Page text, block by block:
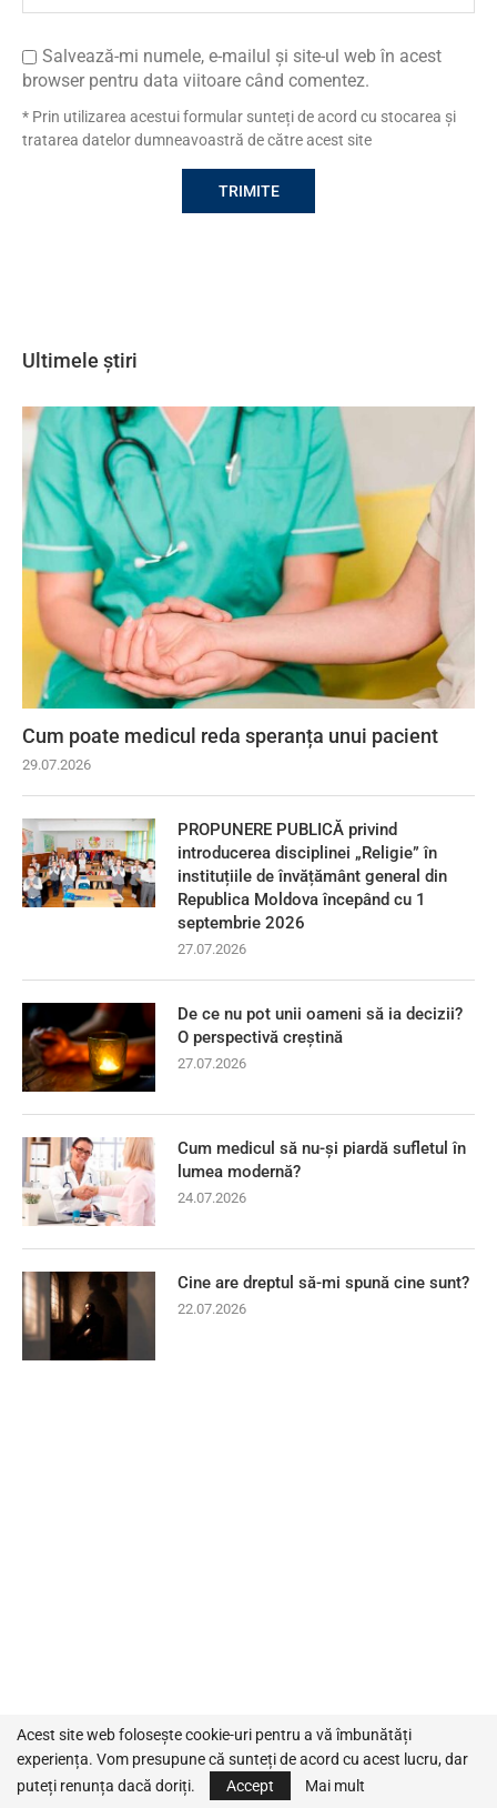
Salvează-mi numele, e-mailul și site-ul web în acest
browser pentru data viitoare când comentez.
* Prin utilizarea acestui formular sunteți de acord cu stocarea și
tratarea datelor dumneavoastră de către acest site
Ultimele știri
Cum poate medicul reda speranța unui pacient
29.07.2026
PROPUNERE PUBLICĂ privind
introducerea disciplinei „Religie” în
instituțiile de învățământ general din
Republica Moldova începând cu 1
septembrie 2026
27.07.2026
De ce nu pot unii oameni să ia decizii?
O perspectivă creștină
27.07.2026
Cum medicul să nu-și piardă sufletul în
lumea modernă?
24.07.2026
Cine are dreptul să-mi spună cine sunt?
22.07.2026
Acest site web folosește cookie-uri pentru a vă îmbunătăți
experiența. Vom presupune că sunteți de acord cu acest lucru, dar
puteți renunța dacă doriți.
Accept Mai mult